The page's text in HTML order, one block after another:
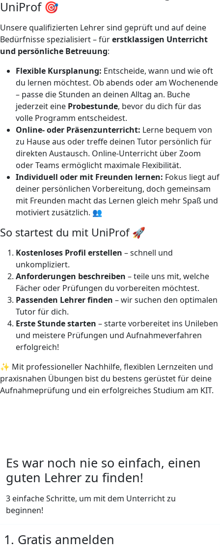
UniProf 🎯
Unsere qualifizierten Lehrer sind geprüft und auf deine
Bedürfnisse spezialisiert – fürerstklassigen Unterricht
und persönliche Betreuung:
Flexible Kursplanung: Entscheide, wann und wie oft
du lernen möchtest. Ob abends oder am Wochenende
– passe die Stunden an deinen Alltag an. Buche
jederzeit eine Probestunde, bevor du dich für das
volle Programm entscheidest.
Online- oder Präsenzunterricht: Lerne bequem von
zu Hause aus oder treffe deinen Tutor persönlich für
direkten Austausch. Online-Unterricht über Zoom
oder Teams ermöglicht maximale Flexibilität.
Individuell oder mit Freunden lernen: Fokus liegt auf
deiner persönlichen Vorbereitung, doch gemeinsam
mit Freunden macht das Lernen gleich mehr Spaß und
motiviert zusätzlich. 👥
So startest du mit UniProf 🚀
Kostenloses Profil erstellen – schnell und
unkompliziert.
Anforderungen beschreiben – teile uns mit, welche
Fächer oder Prüfungen du vorbereiten möchtest.
Passenden Lehrer finden – wir suchen den optimalen
Tutor für dich.
Erste Stunde starten – starte vorbereitet ins Unileben
und meistere Prüfungen und Aufnahmeverfahren
erfolgreich!
✨ Mit professioneller Nachhilfe, flexiblen Lernzeiten und
praxisnahen Übungen bist du bestens gerüstet für deine
Aufnahmeprüfung und ein erfolgreiches Studium am KIT.
Es war noch nie so einfach, einen
guten Lehrer zu finden!
3 einfache Schritte, um mit dem Unterricht zu
beginnen!
1. Gratis anmelden